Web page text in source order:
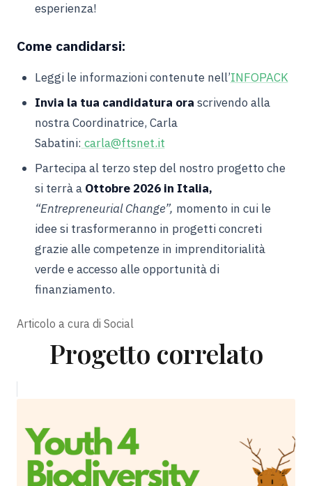
esperienza!
Come candidarsi:
Leggi le informazioni contenute nell’INFOPACK
Invia la tua candidatura ora scrivendo alla
nostra Coordinatrice, Carla
Sabatini: carla@ftsnet.it
Partecipa al terzo step del nostro progetto che
si terrà a Ottobre 2026 in Italia,
“Entrepreneurial Change”, momento in cui le
idee si trasformeranno in progetti concreti
grazie alle competenze in imprenditorialità
verde e accesso alle opportunità di
finanziamento.
Articolo a cura di Social
Progetto correlato